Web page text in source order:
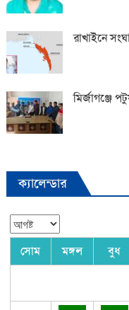
রাখাইনে
মির্জাগঞ্জে
ক্যালেন্ডার
সোম মঙ্গল বুধ